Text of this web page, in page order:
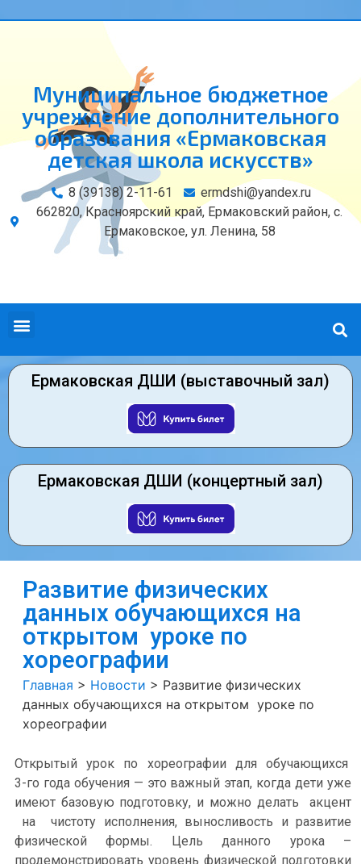
Муниципальное бюджетное
учреждение дополнительного
образования «Ермаковская
детская школа искусств»
8 (39138) 2-11-61
ermdshi@yandex.ru
662820, Красноярский край, Ермаковский район, с.
Ермаковское, ул. Ленина, 58
Ермаковская ДШИ (выставочный зал)
Ермаковская ДШИ (концертный зал)
Развитие физических
данных обучающихся на
открытом уроке по
хореографии
Главная > Новости > Развитие физических
данных обучающихся на открытом уроке по
хореографии
Открытый урок по хореографии для обучающихся
3-го года обучения — это важный этап, когда дети уже
имеют базовую подготовку, и можно делать акцент
на чистоту исполнения, выносливость и развитие
физической формы. Цель данного урока –
продемонстрировать уровень физической подготовки